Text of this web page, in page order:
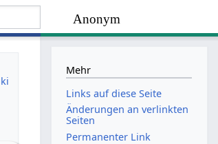
Anonym
Mehr
Links auf diese Seite
Änderungen an verlinkten
Seiten
Permanenter Link